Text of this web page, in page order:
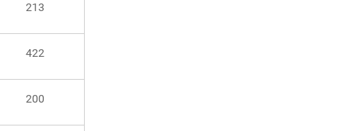
213
422
200